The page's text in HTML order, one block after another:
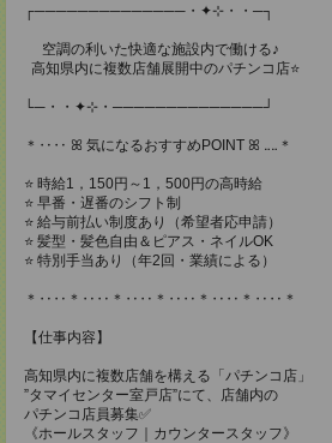
┌──────────────・✦⊹・・─┐
空調の利いた快適な施設内で働ける♪
高知県内に複数店舗展開中のパチンコ店⭐
└─・・✦⊹・──────────────┘
＊‥‥ ꕤ 気になるおすすめPOINT ꕤ ‥‥＊
⭐ 時給1，150円～1，500円の高時給
⭐ 早番・遅番のシフト制
⭐ 給与前払い制度あり（希望者応申請）
⭐ 髪型・髪色自由＆ピアス・ネイルOK
⭐ 特別手当あり（年2回・業績による）
＊‥‥＊‥‥＊‥‥＊‥‥＊‥‥＊‥‥＊
【仕事内容】
高知県内に複数店舗を構える「パチンコ店」
”タマイセンター室戸店”にて、店舗内の
パチンコ店員募集✅
《ホールスタッフ｜カウンタースタッフ》